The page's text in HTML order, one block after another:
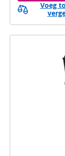
Voeg